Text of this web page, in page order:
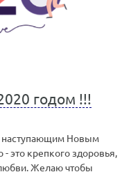
годом !!!
наступающим Новым
это крепкого здоровья,
Желаю чтобы